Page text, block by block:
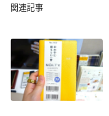
関連記事